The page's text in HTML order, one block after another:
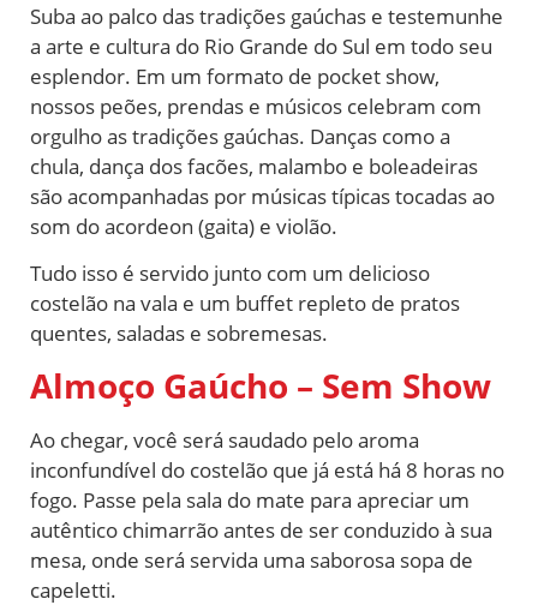
Suba ao palco das tradições gaúchas e testemunhe
a arte e cultura do Rio Grande do Sul em todo seu
esplendor. Em um formato de pocket show,
nossos peões, prendas e músicos celebram com
orgulho as tradições gaúchas. Danças como a
chula, dança dos facões, malambo e boleadeiras
são acompanhadas por músicas típicas tocadas ao
som do acordeon (gaita) e violão.
Tudo isso é servido junto com um delicioso
costelão na vala e um buffet repleto de pratos
quentes, saladas e sobremesas.
Almoço Gaúcho – Sem Show
Ao chegar, você será saudado pelo aroma
inconfundível do costelão que já está há 8 horas no
fogo. Passe pela sala do mate para apreciar um
autêntico chimarrão antes de ser conduzido à sua
mesa, onde será servida uma saborosa sopa de
capeletti.